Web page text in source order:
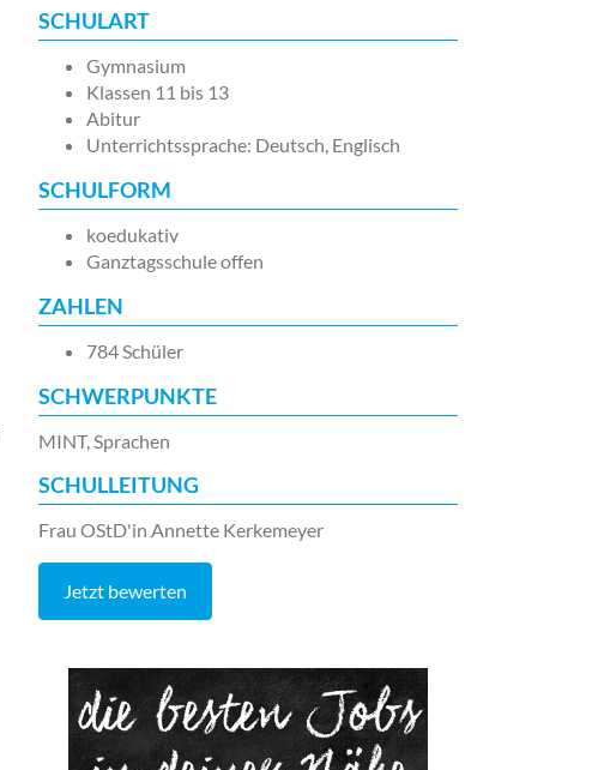
SCHULART
Gymnasium
Klassen 11 bis 13
Abitur
Unterrichtssprache: Deutsch, Englisch
SCHULFORM
koedukativ
Ganztagsschule offen
ZAHLEN
784 Schüler
SCHWERPUNKTE
MINT, Sprachen
SCHULLEITUNG
Frau OStD'in Annette Kerkemeyer
Jetzt bewerten